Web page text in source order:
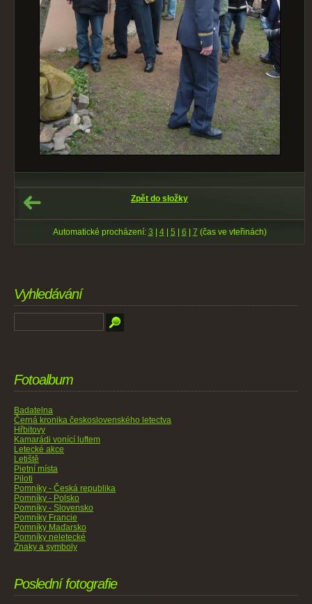
Zpět do složky
Automatické procházení: 3 4| 5 6 7 (čas ve vteřinách)
Vyhledávání
Fotoalbum
Badatelna
Černá kronika československého letectva
Hřbitovy
Kamarádi vonící luftem
Letecké akce
Letiště
Pietní místa
Piloti
Pomníky - Česká republika
Pomníky - Polsko
Pomníky - Slovensko
Pomníky Francie
Pomníky Maďarsko
Pomníky neletecké
Znaky a symboly
Poslední fotografie